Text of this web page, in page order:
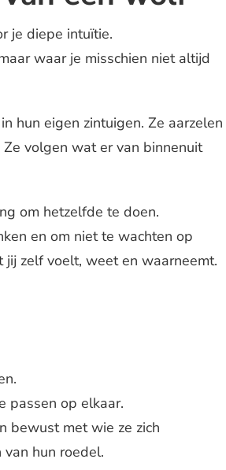
je diepe intuïtie.
waar je misschien niet altijd
hun eigen zintuigen. Ze aarzelen
volgen wat er van binnenuit
om hetzelfde te doen.
en om niet te wachten op
zelf voelt, weet en waarneemt.
passen op elkaar.
bewust met wie ze zich
hun roedel.